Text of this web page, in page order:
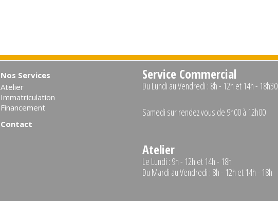
Nos Services
Atelier
Immatriculation
Financement
Contact
Service Commercial
Du Lundi au Vendredi : 8h - 12h et 14h - 18h30
Samedi sur rendez vous de 9h00 à 12h00
Atelier
Le Lundi : 9h - 12h et 14h - 18h
Du Mardi au Vendredi : 8h - 12h et 14h - 18h